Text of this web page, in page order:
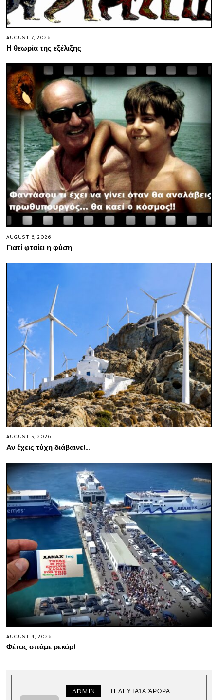
AUGUST 7, 2026
Η θεωρία της εξέλιξης
AUGUST 6, 2026
Γιατί φταίει η φύση
AUGUST 5, 2026
Αν έχεις τύχη διάβαινε!…
AUGUST 4, 2026
Φέτος σπάμε ρεκόρ!
ADMIN ΤΕΛΕΥΤΑΊΑ ΆΡΘΡΑ